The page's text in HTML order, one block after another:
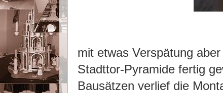
mit etwas Verspätung
Stadttor-Pyramide fertig
Bausätzen verlief die